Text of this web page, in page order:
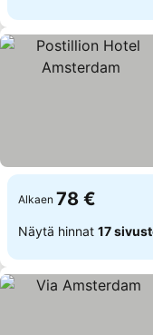
Alkaen 78 €
Näytä hinnat 17